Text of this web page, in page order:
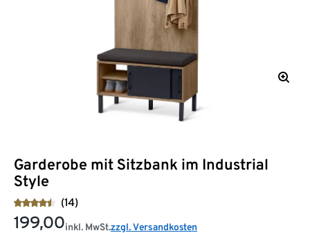
Garderobe mit Sitzbank im Industrial
Style
(14)
199,00inkl. MwSt.zzgl. Versandkosten